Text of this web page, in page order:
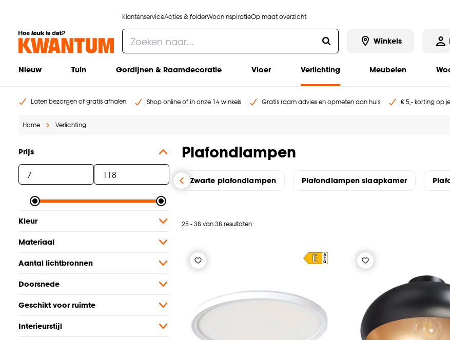
KlantenserviceActies & folderWooninspiratieOp maat overzicht
Winkels
Nieuw Tuin Gordijnen & Raamdecoratie Vloer Verlichting Meubelen
Laten bezorgen of gratis afhalen Shop online of in onze 14 winkels Gratis raam advies en opmeten aan huis € 5,- korting op
Home Verlichting
Prijs
Kleur
Materiaal
Aantal lichtbronnen
Doorsnede
Geschikt voor ruimte
Interieurstijl
Plafondlampen
Zwarte plafondlampen Plafondlampen slaapkamer
25 - 38 van 38 resultaten